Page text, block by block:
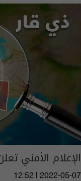
الإعلام الأمني
12:52 | 2022-05-07